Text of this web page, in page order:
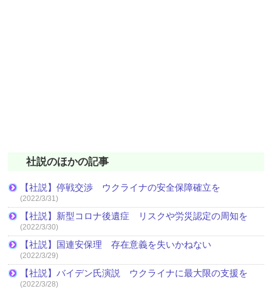
社説のほかの記事
【社説】停戦交渉 ウクライナの安全保障確立を
(2022/3/31)
【社説】新型コロナ後遺症 リスクや労災認定の周知を
(2022/3/30)
【社説】国連安保理 存在意義を失いかねない
(2022/3/29)
【社説】バイデン氏演説 ウクライナに最大限の支援を
(2022/3/28)